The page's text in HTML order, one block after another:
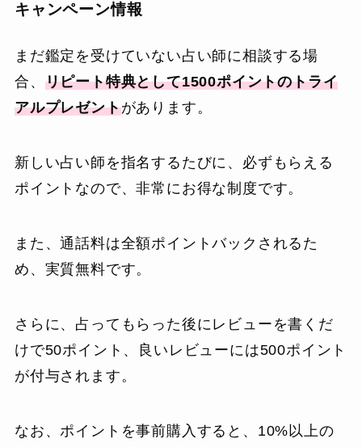
キャンペーン情報
まだ鑑定を受けていない占い師に相談する場
合、 リピート特典として1500ポイントのトライ
アルプレゼントがあります。
新しい占い師を指名するたびに、必ずもらえる
ポイントなので、非常にお得な制度です。
また、通話料は全額ポイントバックされるた
め、実質無料です。
さらに、占ってもらった後にレビューを書くだ
けで50ポイント、良いレビューには500ポイント
が付与されます。
なお、ポイントを事前購入すると、10%以上の